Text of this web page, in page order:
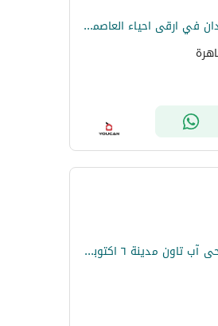
للبيع قطعة ارض علي مساحة 37 فدان في ارقى احياء العاصمة الإدارية الجديدة الحي الثامن R8 و امام حديقة كبيرة موقع مميز جدا
( فرصه لسرعة البيع ) أرض سكنيه بحى آب تاون مدينة ٦ اكتوبر الجديده